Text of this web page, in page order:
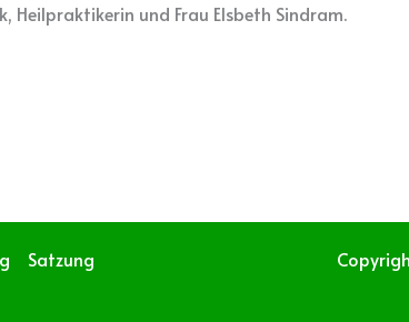
Heilpraktikerin und Frau Elsbeth Sindram.
Satzung